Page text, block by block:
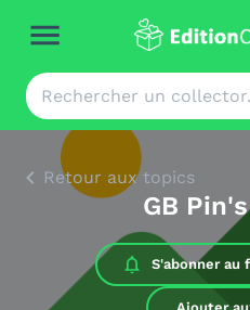
Retour aux topics
GB
S'abonner au